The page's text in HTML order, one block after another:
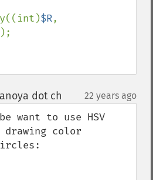
$R,
);
dot ch 22 years ago
want to use HSV
color